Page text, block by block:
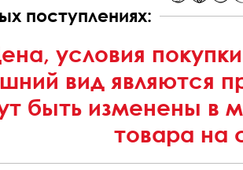
поступлениях:
условия
вид являются
быть изменены в
товара на